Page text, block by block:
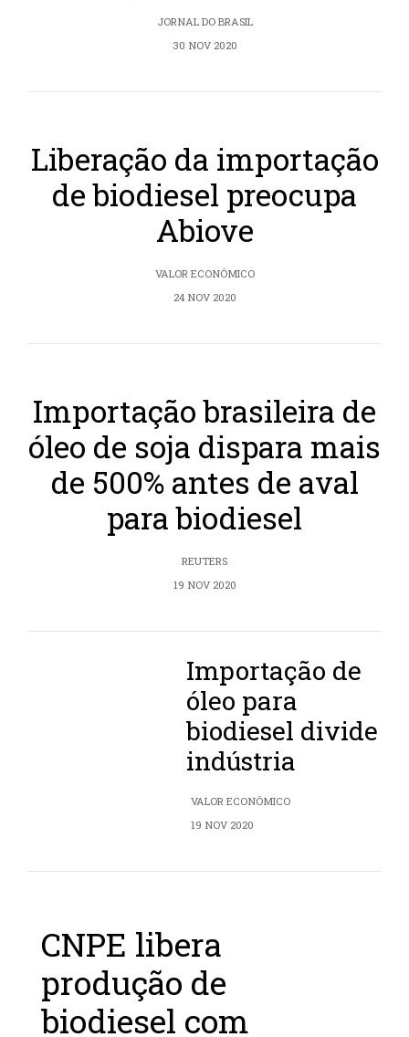
JORNAL DO BRASIL
30 NOV 2020
Liberação da importação
de biodiesel preocupa
Abiove
VALOR ECONÔMICO
24 NOV 2020
Importação brasileira de
óleo de soja dispara mais
de 500% antes de aval
para biodiesel
REUTERS
19 NOV 2020
Importação de
óleo para
biodiesel divide
indústria
VALOR ECONÔMICO
19 NOV 2020
CNPE libera
produção de
biodiesel com